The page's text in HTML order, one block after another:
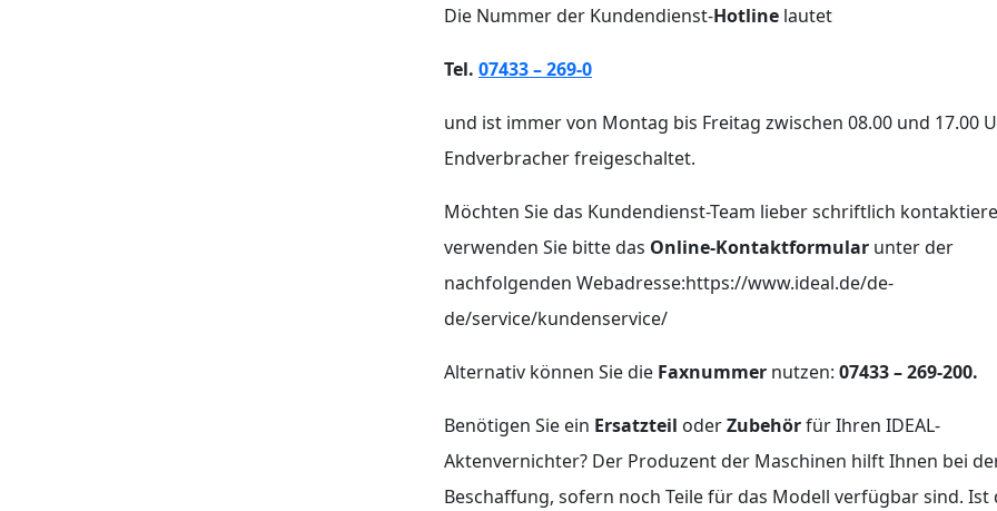
Die Nummer der Kundendienst-Hotline lautet
Tel. 07433 – 269-0
und ist immer von Montag bis Freitag zwischen 08.00 und 17.00
Endverbracher freigeschaltet.
Möchten Sie das Kundendienst-Team lieber schriftlich
verwenden Sie bitte das Online-Kontaktformular unter der
nachfolgenden Webadresse:https://www.ideal.de/de-
de/service/kundenservice/
Alternativ können Sie die Faxnummer nutzen: 07433 – 269-200.
Benötigen Sie ein Ersatzteil oderZubehörfür Ihren IDEAL-
Aktenvernichter? Der Produzent der Maschinen hilft Ihnen bei
Beschaffung, sofern noch Teile für das Modell verfügbar sind. Ist